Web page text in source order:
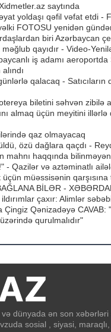
saytında
yoldaşı qəfil vəfat etdi -
FOTOSU yenidən
biri Azərbaycan
qayıdır - Video-
iş adamı aeroportda
qalacaq - Satıcıların
biletini səhvən zibilə
almaq üçün meyitini
qaz olmayacaq
özü dağlara qaçdı -
mahnı haqqında
- Qazilər və aztəminatlı
müəssisənin qarşısına
BİLƏR -
çaxır: Alimlər
Çingiz Qənizadəyə CAVAB:
qurulmalıdır"
dünyada ən son xəbərləri
sosial , siyasi,